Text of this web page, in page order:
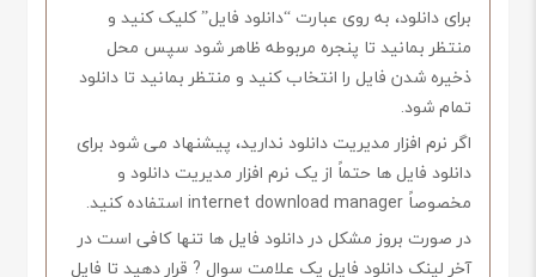
برای دانلود، به روی عبارت “دانلود فایل” کلیک کنید و
منتظر بمانید تا پنجره مربوطه ظاهر شود سپس محل
ذخیره شدن فایل را انتخاب کنید و منتظر بمانید تا دانلود
تمام شود.
اگر نرم افزار مدیریت دانلود ندارید، پیشنهاد می شود برای
دانلود فایل ها حتماً از یک نرم افزار مدیریت دانلود و
مخصوصاً internet download manager استفاده کنید.
در صورت بروز مشکل در دانلود فایل ها تنها کافی است در
آخر لینک دانلود فایل یک علامت سوال ? قرار دهید تا فایل